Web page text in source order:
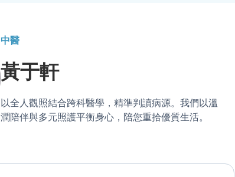
中醫
黃于軒
以全人觀照結合跨科醫學，精準判讀病源。我們以溫
潤陪伴與多元照護平衡身心，陪您重拾優質生活。